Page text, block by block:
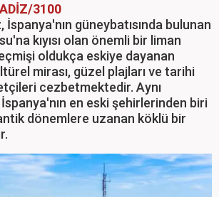
3100
İspanya'nın güneybatısında bulunan
kıyısı olan önemli bir liman
oldukça eskiye dayanan
mirası, güzel plajları ve tarihi
cezbetmektedir. Aynı
en eski şehirlerinden biri
dönemlere uzanan köklü bir